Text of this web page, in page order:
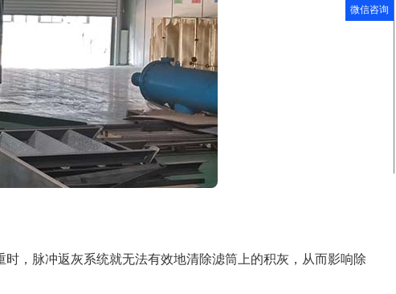
，脉冲返灰系统就无法有效地清除滤筒上的积灰，从而影响除
微信咨询